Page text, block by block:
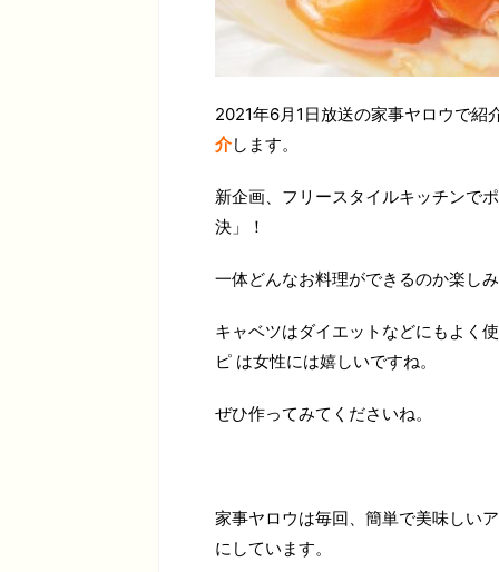
2021年6月1日放送の家事ヤロウで紹
介します。
新企画、フリースタイルキッチンで
決」！
一体どんなお料理ができるのか楽しみ
キャベツはダイエットなどにもよく
ピ は女性には嬉しいですね。
ぜひ作ってみてくださいね。
家事ヤロウは毎回、簡単で美味しい
にしています。